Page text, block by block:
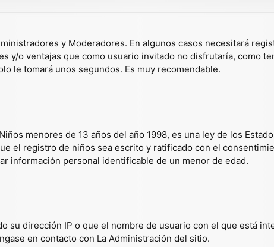
y Moderadores. En algunos casos necesitará
y/o ventajas que como usuario invitado no disfrutaría, como
le tomará unos segundos. Es muy recomendable.
menores de 13 años del año 1998, es una ley de los
el registro de niños sea escrito y ratificado con el
información personal identificable de un menor de edad.
su dirección IP o que el nombre de usuario con el que está
en contacto con La Administración del sitio.